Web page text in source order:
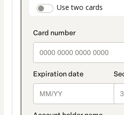
Use two cards
method